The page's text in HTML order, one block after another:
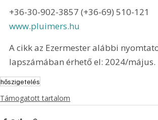
+36-30-902-3857 (+36-69) 510-121
www.pluimers.hu
A cikk az Ezermester alábbi
lapszámában érhető el: 2024/május.
hőszigetelés
Támogatott tartalom